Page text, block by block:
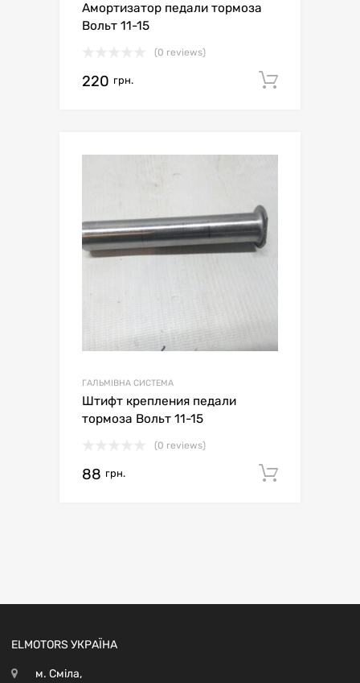
Амортизатор педали тормоза
Вольт 11-15
(0 reviews)
220 грн.
ГАЛЬМІВНА СИСТЕМА
Штифт крепления педали
тормоза Вольт 11-15
(0 reviews)
88 грн.
ELMOTORS УКРАЇНА
м. Сміла,